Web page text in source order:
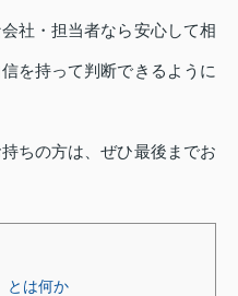
社・担当者なら安心して相
を持って判断できるように
ちの方は、ぜひ最後までお
とは何か